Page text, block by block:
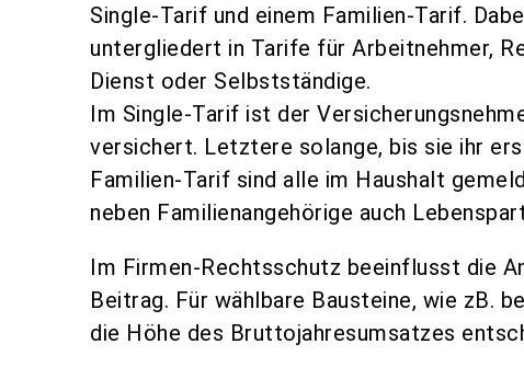
Single-Tarif und einem Familien-Tarif.
untergliedert in Tarife für Arbeitnehmer,
Dienst oder Selbstständige.
Im Single-Tarif ist der
versichert. Letztere solange, bis sie ihr
Familien-Tarif sind alle im Haushalt
neben Familienangehörige auch
Im Firmen-Rechtsschutz beeinflusst die
Beitrag. Für wählbare Bausteine, wie zB.
die Höhe des Bruttojahresumsatzes